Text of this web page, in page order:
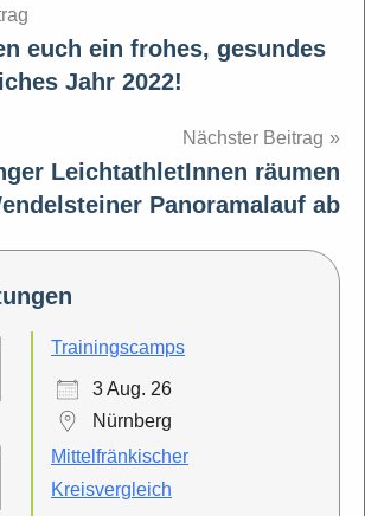
euch ein frohes, gesundes
Jahr 2022!
Nächster Beitrag
LeichtathletInnen räumen
Panoramalauf ab
Trainingscamps
3 Aug. 26
Nürnberg
Mittelfränkischer
Kreisvergleich